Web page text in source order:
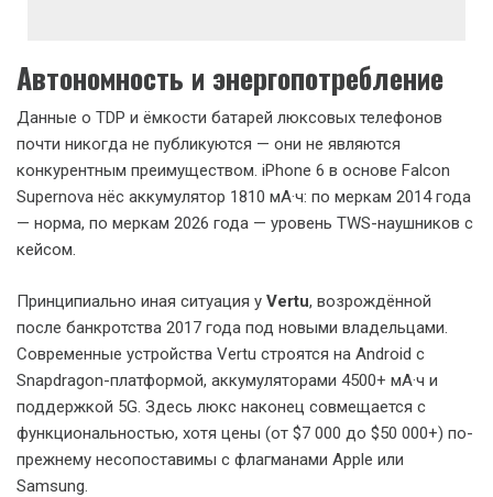
Автономность и энергопотребление
Данные о TDP и ёмкости батарей люксовых телефонов
почти никогда не публикуются — они не являются
конкурентным преимуществом. iPhone 6 в основе Falcon
Supernova нёс аккумулятор 1810 мА·ч: по меркам 2014 года
— норма, по меркам 2026 года — уровень TWS-наушников с
кейсом.
Принципиально иная ситуация у Vertu, возрождённой
после банкротства 2017 года под новыми владельцами.
Современные устройства Vertu строятся на Android с
Snapdragon-платформой, аккумуляторами 4500+ мА·ч и
поддержкой 5G. Здесь люкс наконец совмещается с
функциональностью, хотя цены (от $7 000 до $50 000+) по-
прежнему несопоставимы с флагманами Apple или
Samsung.